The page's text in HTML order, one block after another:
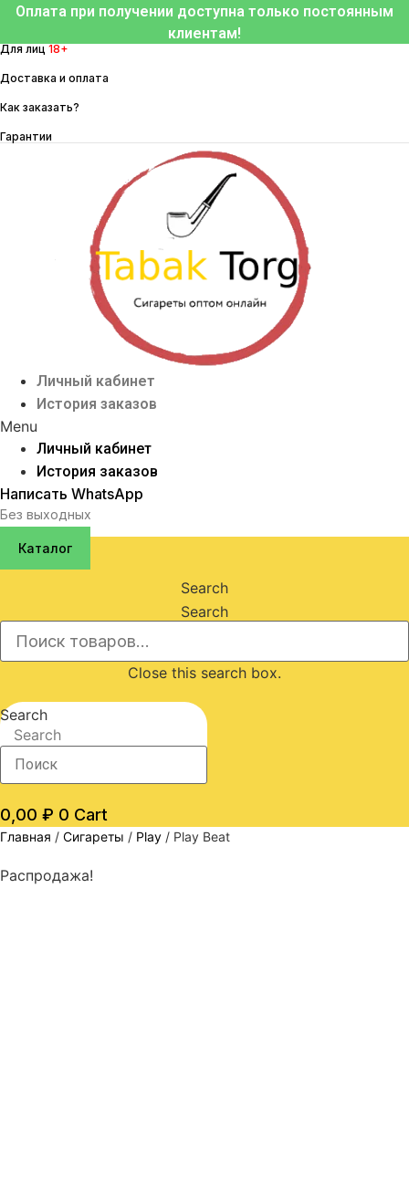
Перейти
содержимому
Оплата при получении доступна только постоянным
клиентам!
Для лиц 18+
Доставка и оплата
Как заказать?
Гарантии
Личный кабинет
История заказов
Menu
Личный кабинет
История заказов
Написать WhatsApp
Без выходных
Каталог
Search
Search
Close this search box.
Search
Search
0,00 ₽ 0 Cart
Главная / Сигареты / Play / Play Beat
Распродажа!